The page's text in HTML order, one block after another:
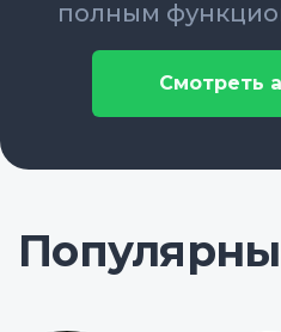
полным
Смотреть